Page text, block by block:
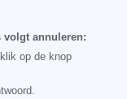
volgt annuleren:
op de knop